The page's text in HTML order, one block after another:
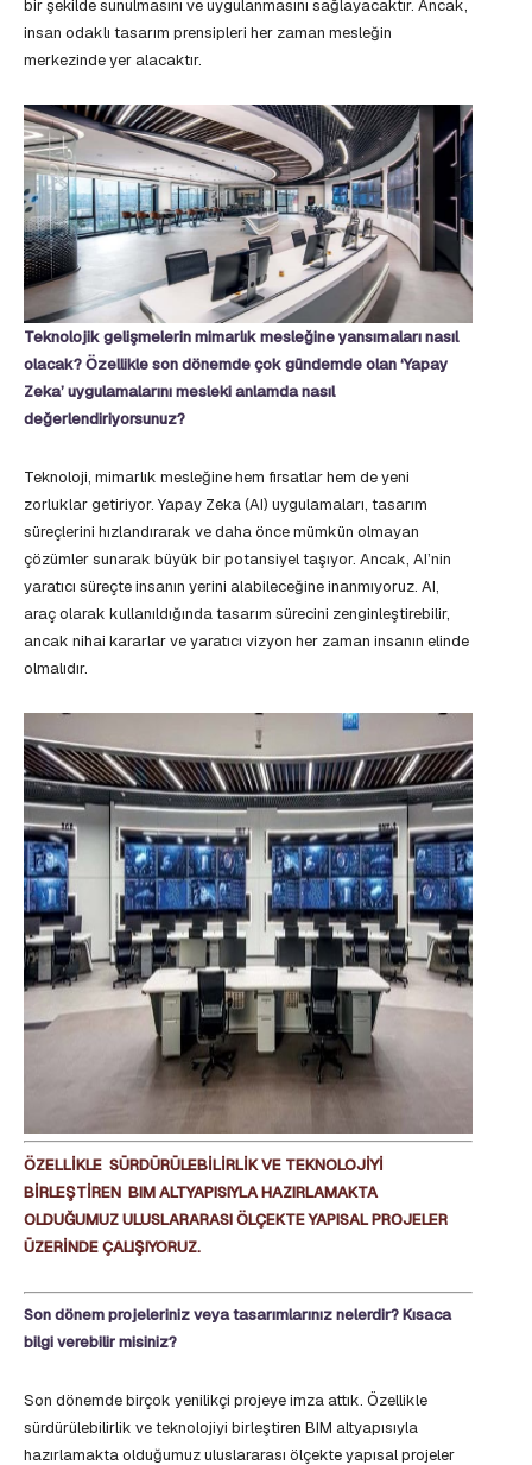
bir şekilde sunulmasını ve uygulanmasını sağlayacaktır. Ancak,
insan odaklı tasarım prensipleri her zaman mesleğin
merkezinde yer alacaktır.
Teknolojik gelişmelerin mimarlık mesleğine yansımaları nasıl
olacak? Özellikle son dönemde çok gündemde olan ‘Yapay
Zeka’ uygulamalarını mesleki anlamda nasıl
değerlendiriyorsunuz?
Teknoloji, mimarlık mesleğine hem fırsatlar hem de yeni
zorluklar getiriyor. Yapay Zeka (AI) uygulamaları, tasarım
süreçlerini hızlandırarak ve daha önce mümkün olmayan
çözümler sunarak büyük bir potansiyel taşıyor. Ancak, AI’nin
yaratıcı süreçte insanın yerini alabileceğine inanmıyoruz. AI,
araç olarak kullanıldığında tasarım sürecini zenginleştirebilir,
ancak nihai kararlar ve yaratıcı vizyon her zaman insanın elinde
olmalıdır.
ÖZELLİKLE SÜRDÜRÜLEBİLİRLİK VE TEKNOLOJİYİ
BİRLEŞTİREN BIM ALTYAPISIYLA HAZIRLAMAKTA
OLDUĞUMUZ ULUSLARARASI ÖLÇEKTE YAPISAL PROJELER
ÜZERİNDE ÇALIŞIYORUZ.
Son dönem projeleriniz veya tasarımlarınız nelerdir? Kısaca
bilgi verebilir misiniz?
Son dönemde birçok yenilikçi projeye imza attık. Özellikle
sürdürülebilirlik ve teknolojiyi birleştiren BIM altyapısıyla
hazırlamakta olduğumuz uluslararası ölçekte yapısal projeler